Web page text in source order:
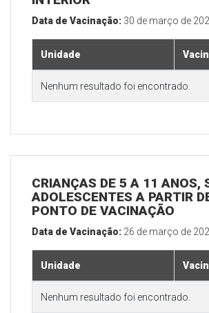
Data de Vacinação: 30 de março de
Unidade
Nenhum resultado foi encontrado.
CRIANÇAS DE 5 A 11 ANOS,
ADOLESCENTES A PARTIR
PONTO DE VACINAÇÃO
Data de Vacinação: 26 de março de
Unidade
Nenhum resultado foi encontrado.